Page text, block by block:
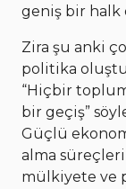
geniş bir halk
Zira şu anki
politika
“Hiçbir
bir geçiş”
Güçlü
alma
mülkiyete ve